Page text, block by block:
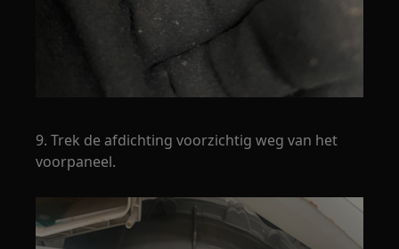
9. Trek de afdichting voorzichtig weg van het
voorpaneel.